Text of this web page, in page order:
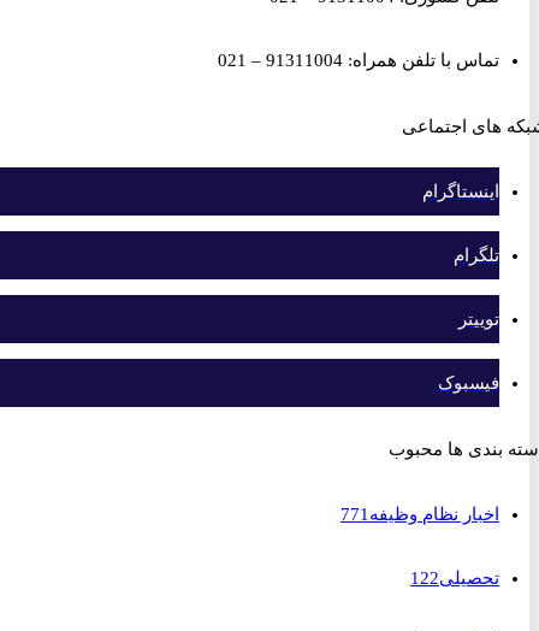
تماس با تلفن همراه: 91311004 – 021
اجتماعی
اینستاگرام
تلگرام
توییتر
فیسبوک
ها محبوب
اخبار نظام وظیفه771
تحصیلی122